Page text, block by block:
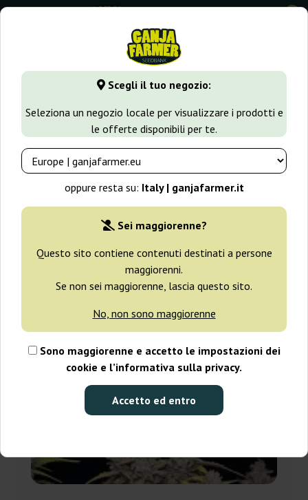
Scegli il tuo negozio:
Seleziona un negozio locale per visualizzare i prodotti e
le offerte disponibili per te.
oppure resta su: Italy | ganjafarmer.it
Sei maggiorenne?
Questo sito contiene contenuti destinati a persone
maggiorenni.
Se non sei maggiorenne, lascia questo sito.
No, non sono maggiorenne
Sono maggiorenne e accetto le impostazioni dei
cookie e l’informativa sulla privacy.
Accetto ed entro
0
GanjaFarmer.it Varietà di Cannabis Lemon Haze
Lemon Haze Semi
Filtri Ordinamento